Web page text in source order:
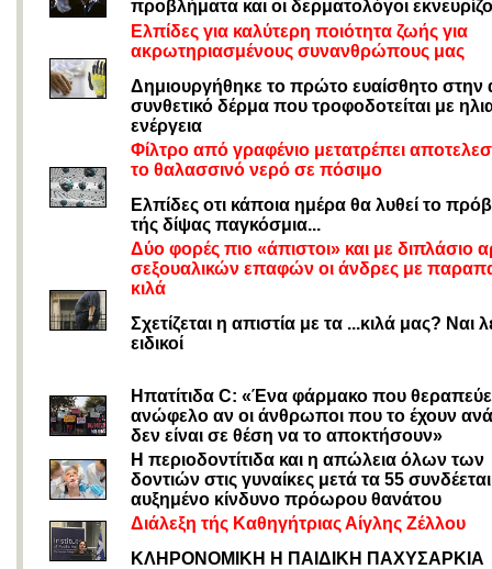
προβλήματα και οι δερματολόγοι
Ελπίδες για καλύτερη ποιότητα ζωής για
ακρωτηριασμένους συνανθρώπους μας
Δημιουργήθηκε το πρώτο ευαίσθητο στην
συνθετικό δέρμα που τροφοδοτείται με
ενέργεια
Φίλτρο από γραφένιο μετατρέπει
το θαλασσινό νερό σε πόσιμο
Eλπίδες οτι κάποια ημέρα θα λυθεί το
τής δίψας παγκόσμια...
Δύο φορές πιο «άπιστοι» και με διπλάσιο
σεξουαλικών επαφών οι άνδρες με
κιλά
Σχετίζεται η απιστία με τα ...κιλά μας? Ναι
ειδικοί
Hπατίτιδα C: «Ένα φάρμακο που θεραπεύει
ανώφελο αν οι άνθρωποι που το έχουν
δεν είναι σε θέση να το αποκτήσουν»
Η περιοδοντίτιδα και η απώλεια όλων των
δοντιών στις γυναίκες μετά τα 55
αυξημένο κίνδυνο πρόωρου θανάτου
Διάλεξη τής Καθηγήτριας Αίγλης Ζέλλου
ΚΛΗΡΟΝΟΜΙΚΗ Η ΠΑΙΔΙΚΗ ΠΑΧΥΣΑΡΚΙΑ